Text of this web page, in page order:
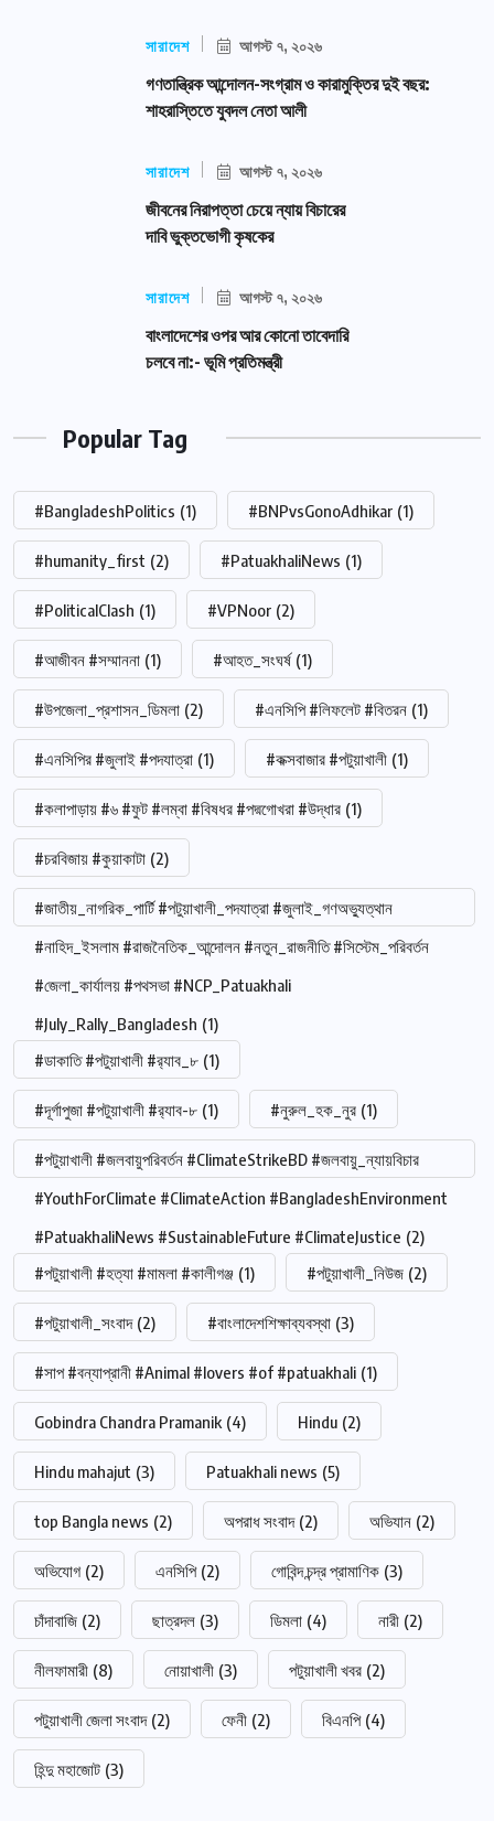
সারাদেশ আগস্ট ৭, ২০২৬
গণতান্ত্রিক আন্দোলন-সংগ্রাম ও কারামুক্তির দুই বছর:
শাহরাস্তিতে যুবদল নেতা আলী
সারাদেশ আগস্ট ৭, ২০২৬
জীবনের নিরাপত্তা চেয়ে ন্যায় বিচারের
দাবি ভুক্তভোগী কৃষকের
সারাদেশ আগস্ট ৭, ২০২৬
বাংলাদেশের ওপর আর কোনো তাবেদারি
চলবে না:- ভূমি প্রতিমন্ত্রী
Popular Tag
#BangladeshPolitics (1) #BNPvsGonoAdhikar (1)
#humanity_first (2) #PatuakhaliNews (1)
#PoliticalClash (1) #VPNoor (2)
#আজীবন #সম্মাননা (1) #আহত_সংঘর্ষ (1)
#উপজেলা_প্রশাসন_ডিমলা (2) #এনসিপি #লিফলেট #বিতরন (1)
#এনসিপির #জুলাই #পদযাত্রা (1) #কক্সবাজার #পটুয়াখালী (1)
#কলাপাড়ায় #৬ #ফুট #লম্বা #বিষধর #পদ্মগোখরা #উদ্ধার (1)
#চরবিজায় #কুয়াকাটা (2)
#জাতীয়_নাগরিক_পার্টি #পটুয়াখালী_পদযাত্রা #জুলাই_গণঅভ্যুত্থান
#নাহিদ_ইসলাম #রাজনৈতিক_আন্দোলন #নতুন_রাজনীতি #সিস্টেম_পরিবর্তন
#জেলা_কার্যালয় #পথসভা #NCP_Patuakhali
#July_Rally_Bangladesh (1)
#ডাকাতি #পটুয়াখালী #র‍্যাব_৮ (1)
#দূর্গাপুজা #পটুয়াখালী #র‍্যাব-৮ (1) #নুরুল_হক_নুর (1)
#পটুয়াখালী #জলবায়ুপরিবর্তন #ClimateStrikeBD #জলবায়ু_ন্যায়বিচার
#YouthForClimate #ClimateAction #BangladeshEnvironment
#PatuakhaliNews #SustainableFuture #ClimateJustice (2)
#পটুয়াখালী #হত্যা #মামলা #কালীগঞ্জ (1) #পটুয়াখালী_নিউজ (2)
#পটুয়াখালী_সংবাদ (2) #বাংলাদেশশিক্ষাব্যবস্থা (3)
#সাপ #বন্যাপ্রানী #Animal #lovers #of #patuakhali (1)
Gobindra Chandra Pramanik (4) Hindu (2)
Hindu mahajut (3) Patuakhali news (5)
top Bangla news (2) অপরাধ সংবাদ (2) অভিযান (2)
অভিযোগ (2) এনসিপি (2) গোবিন্দ চন্দ্র প্রামাণিক (3)
চাঁদাবাজি (2) ছাত্রদল (3) ডিমলা (4) নারী (2)
নীলফামারী (8) নোয়াখালী (3) পটুয়াখালী খবর (2)
পটুয়াখালী জেলা সংবাদ (2) ফেনী (2) বিএনপি (4)
হিন্দু মহাজোট (3)